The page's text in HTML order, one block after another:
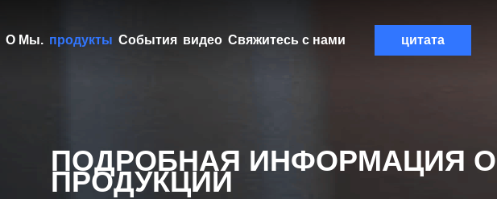
О Мы. продукты События видео Свяжитесь с нами цитата
ПОДРОБНАЯ ИНФОРМАЦИЯ О
ПРОДУКЦИИ